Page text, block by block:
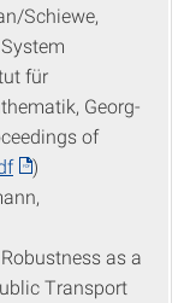
Schiewe,
für
Georg-
of
)
as a
Transport